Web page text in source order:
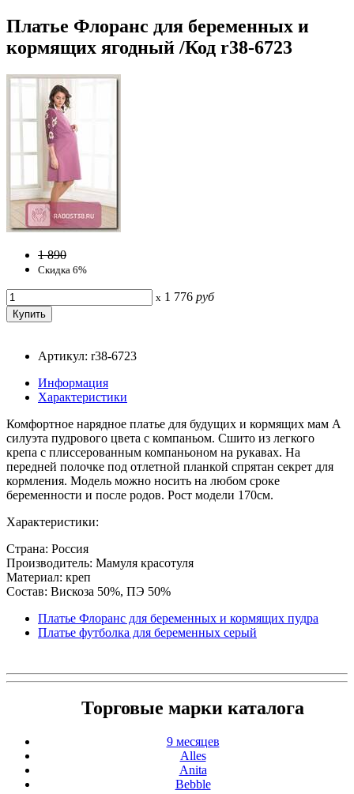
Платье Флоранс для беременных и
кормящих ягодный /Код r38-6723
1 890
Скидка 6%
x 1 776 руб
Артикул: r38-6723
Информация
Характеристики
Комфортное нарядное платье для будущих и кормящих мам А
силуэта пудрового цвета с компаньом. Сшито из легкого
крепа с плиссерованным компаньоном на рукавах. На
передней полочке под отлетной планкой спрятан секрет для
кормления. Модель можно носить на любом сроке
беременности и после родов. Рост модели 170см.
Характеристики:
Страна: Россия
Производитель: Мамуля красотуля
Материал: креп
Состав: Вискоза 50%, ПЭ 50%
Платье Флоранс для беременных и кормящих пудра
Платье футболка для беременных серый
Торговые марки каталога
9 месяцев
Alles
Anita
Bebble